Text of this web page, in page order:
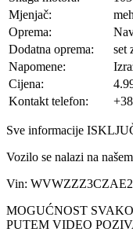
Mjenjač:
Oprema:
Dodatna oprema:
set
Napomene:
Cijena:
Kontakt telefon:
Sve informacije
Vozilo se nalazi na
Vin:
MOGUĆNOST
PUTEM VIDEO